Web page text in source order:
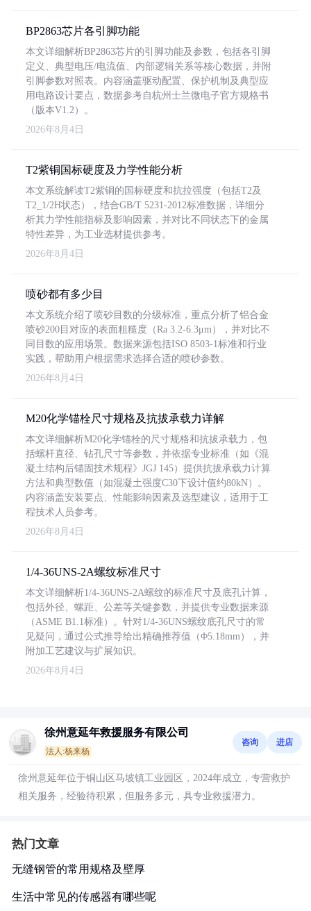
BP2863芯片各引脚功能
本文详细解析BP2863芯片的引脚功能及参数，包括各引脚
定义、典型电压/电流值、内部逻辑关系等核心数据，并附
引脚参数对照表。内容涵盖驱动配置、保护机制及典型应
用电路设计要点，数据参考自杭州士兰微电子官方规格书
（版本V1.2）。
2026年8月4日
T2紫铜国标硬度及力学性能分析
本文系统解读T2紫铜的国标硬度和抗拉强度（包括T2及
T2_1/2H状态），结合GB/T 5231-2012标准数据，详细分
析其力学性能指标及影响因素，并对比不同状态下的金属
特性差异，为工业选材提供参考。
2026年8月4日
喷砂都有多少目
本文系统介绍了喷砂目数的分级标准，重点分析了铝合金
喷砂200目对应的表面粗糙度（Ra 3.2-6.3μm），并对比不
同目数的应用场景。数据来源包括ISO 8503-1标准和行业
实践，帮助用户根据需求选择合适的喷砂参数。
2026年8月4日
M20化学锚栓尺寸规格及抗拔承载力详解
本文详细解析M20化学锚栓的尺寸规格和抗拔承载力，包
括螺杆直径、钻孔尺寸等参数，并依据专业标准（如《混
凝土结构后锚固技术规程》JGJ 145）提供抗拔承载力计算
方法和典型数值（如混凝土强度C30下设计值约80kN）。
内容涵盖安装要点、性能影响因素及选型建议，适用于工
程技术人员参考。
2026年8月4日
1/4-36UNS-2A螺纹标准尺寸
本文详细解析1/4-36UNS-2A螺纹的标准尺寸及底孔计算，
包括外径、螺距、公差等关键参数，并提供专业数据来源
（ASME B1.1标准）。针对1/4-36UNS螺纹底孔尺寸的常
见疑问，通过公式推导给出精确推荐值（Φ5.18mm），并
附加工艺建议与扩展知识。
2026年8月4日
徐州意延年救援服务有限公司
法人:杨来杨
咨询 进店
徐州意延年位于铜山区马坡镇工业园区，2024年成立，专营救护
相关服务，经验待积累，但服务多元，具专业救援潜力。
热门文章
无缝钢管的常用规格及壁厚
生活中常见的传感器有哪些呢